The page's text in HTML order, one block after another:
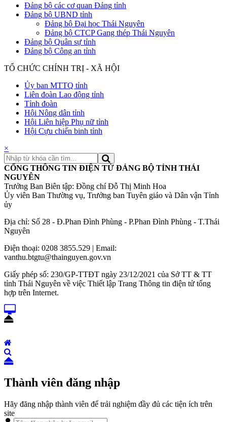
Đảng bộ các cơ quan Đảng tỉnh
Đảng bộ UBND tỉnh
Đảng bộ Đại học Thái Nguyên
Đảng bộ CTCP Gang thép Thái Nguyên
Đảng bộ Quân sự tỉnh
Đảng bộ Công an tỉnh
TỔ CHỨC CHÍNH TRỊ - XÃ HỘI
Ủy ban MTTQ tỉnh
Liên đoàn Lao động tỉnh
Tỉnh đoàn
Hội Nông dân tỉnh
Hội Liên hiệp Phụ nữ tỉnh
Hội Cựu chiến binh tỉnh
×
CỔNG THÔNG TIN ĐIỆN TỬ ĐẢNG BỘ TỈNH THÁI
NGUYÊN
Trưởng Ban Biên tập: Đồng chí Đỗ Thị Minh Hoa
Ủy viên Ban Thường vụ, Trưởng ban Tuyên giáo và Dân vận Tỉnh
ủy
Địa chỉ: Số 28 - Đ.Phan Đình Phùng - P.Phan Đình Phùng - T.Thái
Nguyên
Điện thoại: 0208 3855.529 | Email:
vanthu.btgtu@thainguyen.gov.vn
Giấy phép số: 230/GP-TTĐT ngày 23/12/2021 của Sở TT & TT
tỉnh Thái Nguyên về việc Thiết lập Trang Thông tin điện tử tổng
hợp trên Internet.
Thành viên đăng nhập
Hãy đăng nhập thành viên để trải nghiệm đầy đủ các tiện ích trên
site